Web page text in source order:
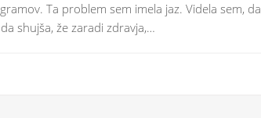
Ta problem sem imela jaz. Videla sem, da
shujša, že zaradi zdravja,…